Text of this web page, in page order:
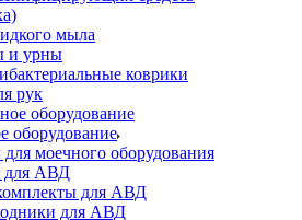
мыла
и урны
коврики
рук
оборудование
моечного оборудования
для АВД
для АВД
для АВД